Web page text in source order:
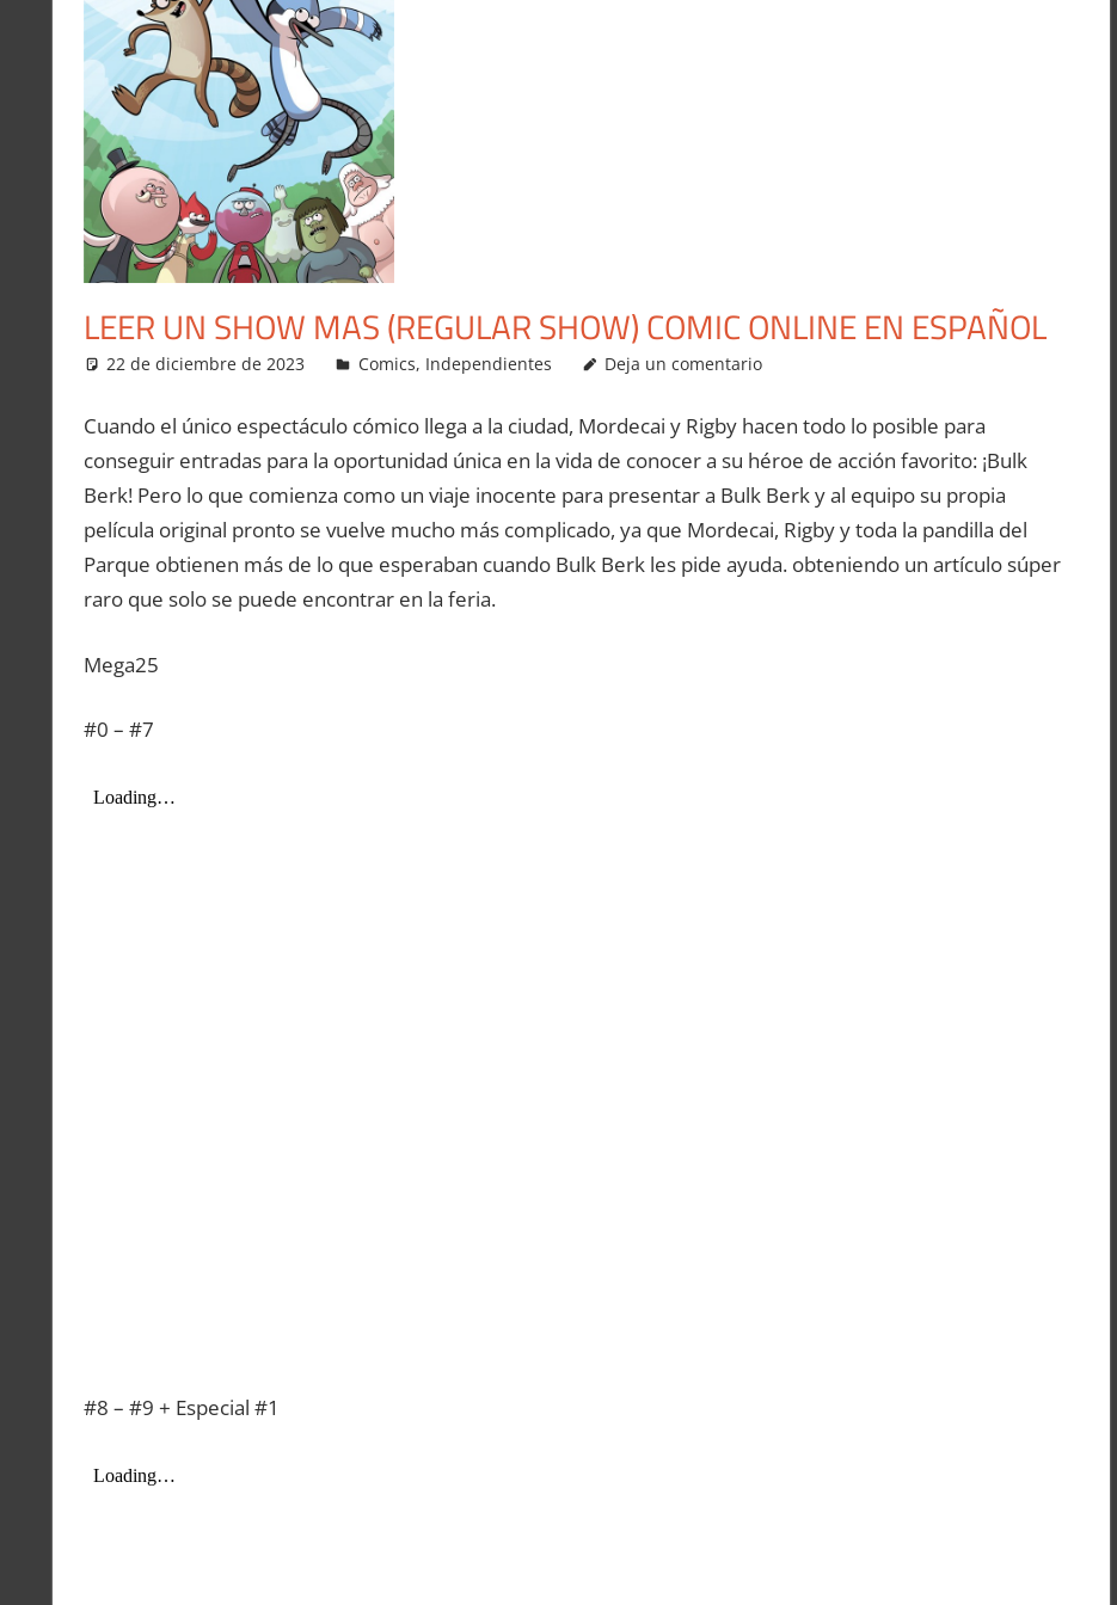
LEER UN SHOW MAS (REGULAR SHOW) COMIC ONLINE EN ESPAÑOL
22 de diciembre de 2023 Carlitox Banana
Comics, Independientes Deja un comentario
Cuando el único espectáculo cómico llega a la ciudad, Mordecai y Rigby hacen todo lo posible para
conseguir entradas para la oportunidad única en la vida de conocer a su héroe de acción favorito: ¡Bulk
Berk! Pero lo que comienza como un viaje inocente para presentar a Bulk Berk y al equipo su propia
película original pronto se vuelve mucho más complicado, ya que Mordecai, Rigby y toda la pandilla del
Parque obtienen más de lo que esperaban cuando Bulk Berk les pide ayuda. obteniendo un artículo súper
raro que solo se puede encontrar en la feria.
Mega25
#0 – #7
#8 – #9 + Especial #1